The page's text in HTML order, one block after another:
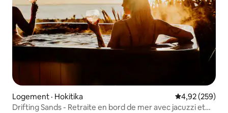
Logement · Hokitika Note
4,92 (259)
Drifting Sands - Retraite en bord de mer avec jacuzzi et